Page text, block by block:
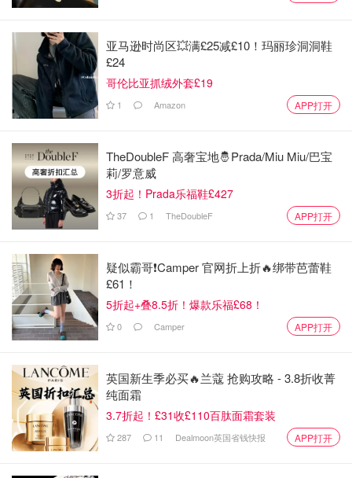
的困难。在他的YouTube账户上发布的一段2023年的视频
中坦言， 自己曾因酗酒上瘾被送进戒酒中心：“我变成了一
个我再也认不出来的人。我相信你们也认不出他了。”
新闻来源：
LeParisien
Hall/LeParisien 版权属于作者
如果你喜欢我们的文章记得点击♥喜欢+⭐收藏+和📣分享
哦，也可以加小编服务号（FRloveDealmoon）了解更多法
国优质折扣和攻略内容~
亚马逊时尚区💥满£25减£10！玛丽珍洞洞鞋
£24
哥伦比亚抓绒外套£19
1 Amazon APP打开
TheDoubleF 高奢宝地🤴Prada/Miu Miu/巴宝
莉/罗意威
3折起！Prada乐福鞋£427
37 1 TheDoubleF APP打开
疑似霸哥❗️Camper 官网折上折🔥绑带芭蕾鞋
£61！
5折起+叠8.5折！爆款乐福£68！
0 Camper APP打开
英国新生季必买🔥兰蔻 抢购攻略 - 3.8折收菁
纯面霜
3.7折起！£31收£110百肽面霜套装
287 11 Dealmoon英国省钱快报 APP打开